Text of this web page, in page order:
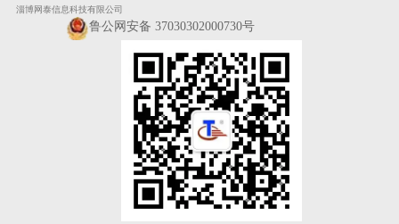
淄博网泰信息科技有限公司
鲁公网安备 37030302000730号